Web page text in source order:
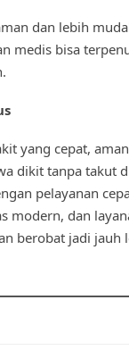
dan lebih
medis bisa
yang cepat,
dikit tanpa takut
pelayanan
modern, dan
berobat jadi jauh